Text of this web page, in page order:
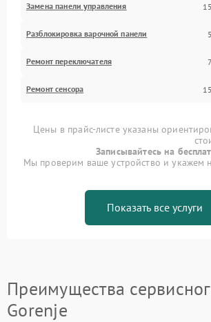
Замена панели управления
Разблокировка варочной панели
Ремонт переключателя
Ремонт сенсора
Цены в прайс-листе указаны
Записывайтесь на
Мы проверим ваше устройство и укажем
Показать все услуги
Преимущества
Gorenje